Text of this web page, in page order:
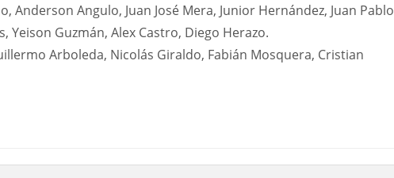
Anderson Angulo, Juan José Mera, Junior Hernández, Juan Pablo
Yeison Guzmán, Alex Castro, Diego Herazo.
Arboleda, Nicolás Giraldo, Fabián Mosquera, Cristian